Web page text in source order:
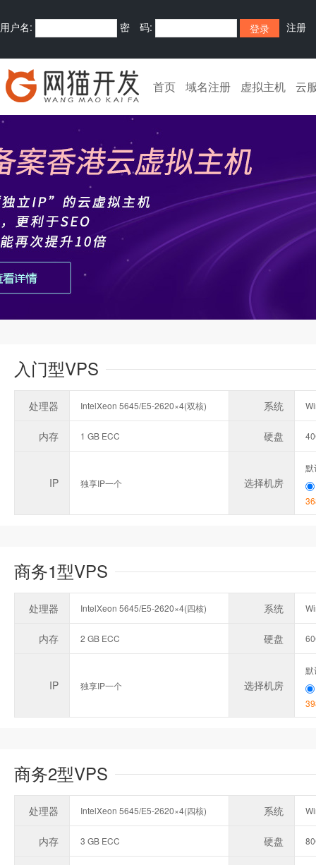
用户名: 密 码: 注册
首页 域名注册 虚拟主机 云
入门型VPS
处理器 IntelXeon 5645/E5-2620×4(双核) 系统
内存 1 GB ECC 硬盘
IP 独享IP一个 选择机房
默
商务1型VPS
处理器 IntelXeon 5645/E5-2620×4(四核) 系统
内存 2 GB ECC 硬盘
IP 独享IP一个 选择机房
默
商务2型VPS
处理器 IntelXeon 5645/E5-2620×4(四核) 系统
内存 3 GB ECC 硬盘